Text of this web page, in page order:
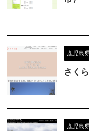
鹿児島
さく
鹿児島